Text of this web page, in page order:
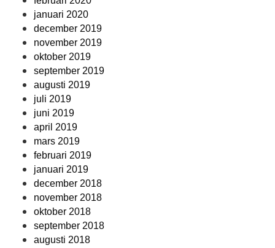
januari 2020
december 2019
november 2019
oktober 2019
september 2019
augusti 2019
juli 2019
juni 2019
april 2019
mars 2019
februari 2019
januari 2019
december 2018
november 2018
oktober 2018
september 2018
augusti 2018